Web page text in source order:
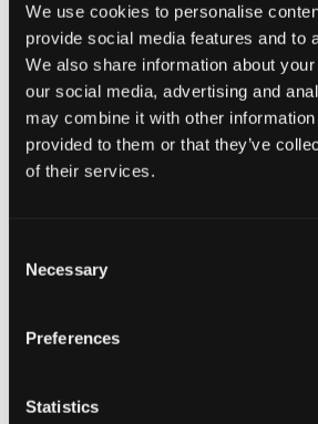
We use cookies to personalise
provide social media features and to
We also share information about
our social media, advertising and
may combine it with other information
provided to them or that they’ve
of their services.
Selection
Necessary
Preferences
Statistics
119 €